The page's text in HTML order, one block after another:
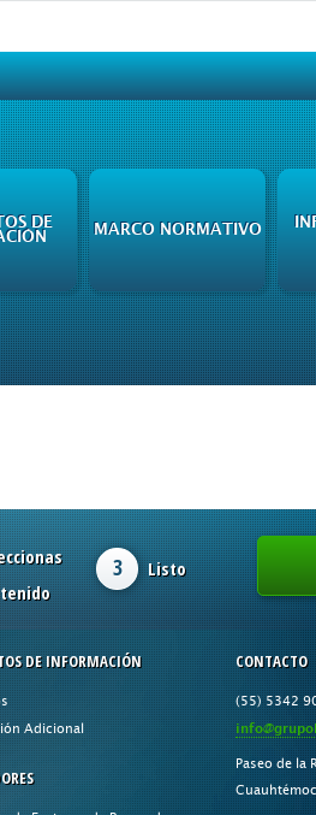
DE
MARCO NORMATIVO
3 Listo
DE INFORMACIÓN
Adicional
CONTACTO
(55) 5342
Paseo de la